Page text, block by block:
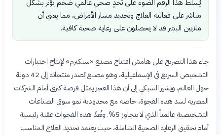
يُسلط هذا الرقم الضوء على تحدٍ صحي عالمي ضخم يؤثر بشكل
مباشر على فعالية العلاج وتحديد مسار الأمراض، مما يعني أن
ملايين البشر قد لا يحصلون على رعاية صحية كافية.
جاء هذا التصريح على هامش افتتاح مصنع «سبكترم» لإنتاج اختبارات
التشخيص السريع في الإسماعيلية، وهو مصنع يُصدر منتجاته إلى 42 دولة
حول العالم. ويشير السبكي إلى أن هذا العجز يمثل فرصة كبرى أمام الشركات
المصرية لسد هذه الفجوة، خاصة مع محدودية نمو سوق الصناعات
التشخيصية عالمياً الذي لا يتجاوز 5%. وتُعدّ هذه الفجوات عقبة رئيسية
أمام تحقيق الرعاية الصحية الشاملة، حيث يعتمد تحديد العلاج المناسب